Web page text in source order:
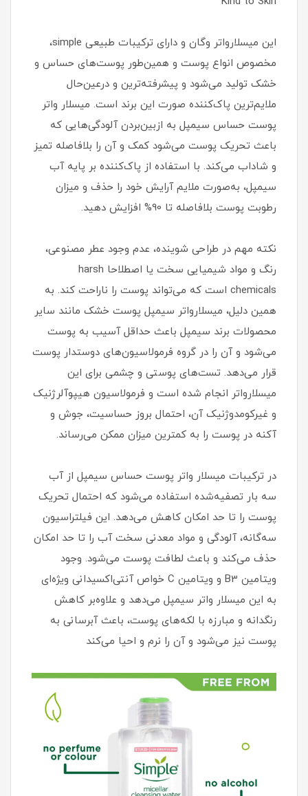
این میسلارواتر وگان و دارای ترکیبات طبیعی simple،
مخصوص انواع پوست و همین‎‌طور پوست‏‌های حساس و
خشک تولید می‌شود و پیشرفته‌‏ترین و درعین‏‌حال
ملایم‏‌ترین پاک‌‏کننده صورت این برند است. میسلار واتر
پوست حساس سیمپل به ازبین‌‏بردن آلودگی‌هایی که
باعث تحریک پوست می‌‏شود کمک و آن را بلافاصله تمیز
و شاداب می‏‌کند. با استفاده از پاک‌‏کننده بر پایه آب
سیمپل، به‎‌صورت ملایم آرایش خود را حذف و میزان
رطوبت پوست بلافاصله تا 90% افزایش دهید.
نکته مهم در طراحی شوینده، عدم وجود عطر مصنوعی،
رنگ و مواد شیمیایی سخت یا اصطلاحا harsh
chemicals است که می‌‏تواند پوست را ناراحت کند. به
همین دلیل، میسلارواتر سیمپل پوست خشک مانند سایر
محصولات برند سیمپل باعث حداقل آسیب به پوست
می‎‌شود و آن را در گروه فرمولاسیون‌های دوست‏دار پوست
قرار می‌‎دهد. تست‏‌های پوستی و چشمی برای این
میسلارواتر انجام شده ‏است و فرمولاسیون هیپوآلرژنیک
و غیرکومدوژنیک آن، احتمال بروز حساسیت، جوش و
آکنه در پوست را به کمترین میزان ممکن می‌‏رساند.
در ترکیبات میسلار واتر پوست حساس سیمپل از آب
سه بار تصفیه‎‌شده استفاده می‏‌شود که احتمال تحریک
پوست را تا حد امکان کاهش می‌‏دهد. این فیلتراسیون
سه‏‌گانه، آلودگی و مواد معدنی سخت آب را تا حد امکان
حذف می‏‌کند و باعث لطافت پوست می‌‏شود. وجود
ویتامین B3 و ویتامین C خواص آنتی‌‏اکسیدانی ویژه‌‏ای
به این میسلار واتر سیمپل می‌‏دهد و علاوه‌‏بر کاهش
رنگدانه و مبارزه با لکه‌‏های پوست، باعث آبرسانی به
پوست نیز می‏‌شود و آن را نرم و احیا می‌‏کند